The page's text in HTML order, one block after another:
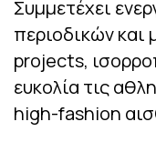
Συμμετέχει
περιοδικών και
projects,
ευκολία τις
high-fashion